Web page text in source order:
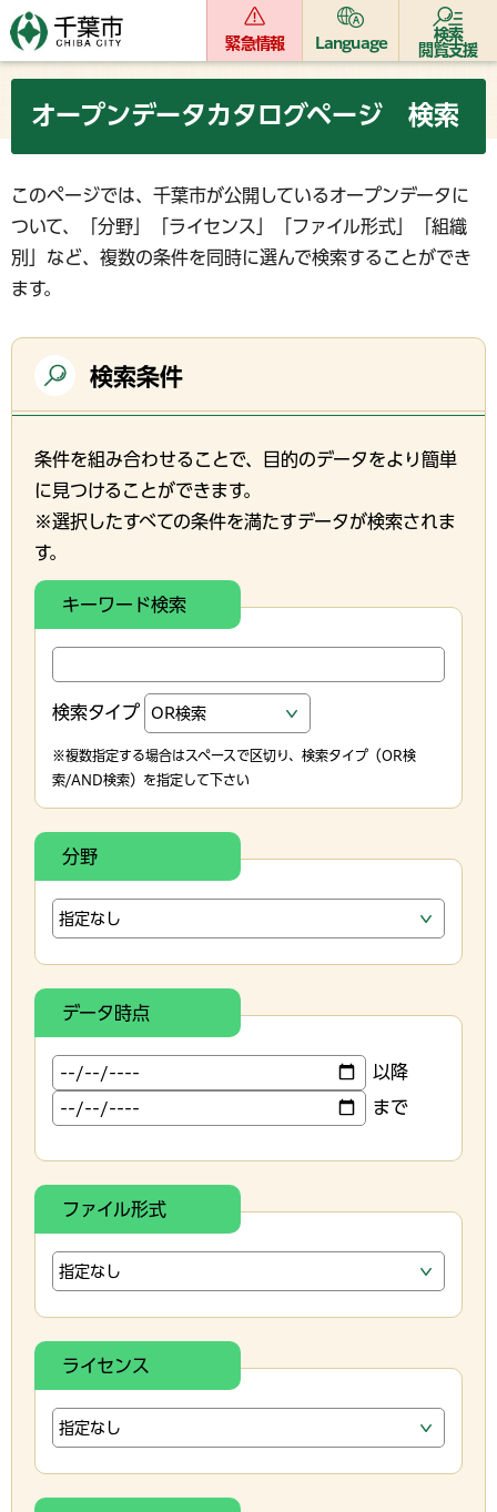
緊急情報 Language
検索
閲覧支援
オープンデータカタログページ 検索
このページでは、千葉市が公開しているオープンデータに
ついて、「分野」「ライセンス」「ファイル形式」「組織
別」など、複数の条件を同時に選んで検索することができ
ます。
検索条件
条件を組み合わせることで、目的のデータをより簡単
に見つけることができます。
※選択したすべての条件を満たすデータが検索されま
す。
キーワード検索
検索タイプ
※複数指定する場合はスペースで区切り、検索タイプ（OR検
索/AND検索）を指定して下さい
分野
データ時点
以降
まで
ファイル形式
ライセンス